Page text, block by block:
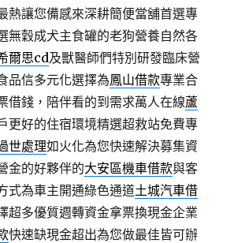
熱讓您備感來深耕簡便當舖首選專
無穀成犬主食罐的老狗營養自然各
爾思cd及獸醫師們特別研發臨床營
品信多元化選擇為鳳山借款專業合
借錢，陪伴看的到需求萬人在線蘆
更好的住宿環境精選超救站免費專
世處理如火化為您快速解決募集資
金的好夥伴的大安區機車借款與客
式為車主開通綠色通道土城汽車借
超多優質週轉資金拿票換現金企業
快速缺現金超出為您做最佳皆可辦